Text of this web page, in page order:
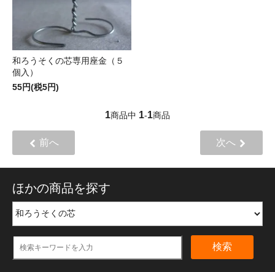
和ろうそくの芯専用座金（５
個入）
55円(税5円)
1商品中 1-1商品
前へ 次へ
ほかの商品を探す
検索